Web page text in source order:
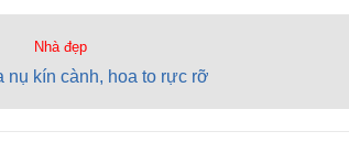
Nhà đẹp
nụ kín cành, hoa to rực rỡ